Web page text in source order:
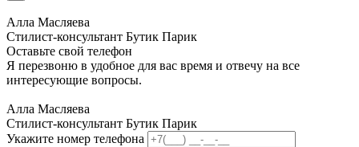
Алла Масляева
Стилист-консультант Бутик Парик
Оставьте свой телефон
Я перезвоню в удобное для вас время и отвечу на все
интересующие вопросы.
Алла Масляева
Стилист-консультант Бутик Парик
Укажите номер телефона